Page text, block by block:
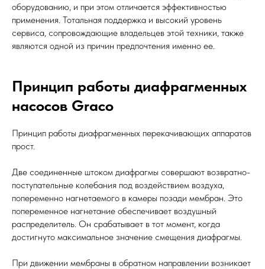
оборудованию, и при этом отличается эффективностью
применения. Тотальная поддержка и высокий уровень
сервиса, сопровождающие владельцев этой техники, также
являются одной из причин предпочтения именно ее.
Принцип работы диафрагменных
насосов Graco
Принцип работы диафрагменных перекачивающих аппаратов
прост.
Две соединенные штоком диафрагмы совершают возвратно-
поступательные колебания под воздействием воздуха,
попеременно нагнетаемого в камеры позади мембран. Это
попеременное нагнетание обеспечивает воздушный
распределитель. Он срабатывает в тот момент, когда
достигнуто максимальное значение смещения диафрагмы.
При движении мембраны в обратном направлении возникает